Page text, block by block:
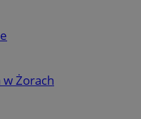
w Żorach